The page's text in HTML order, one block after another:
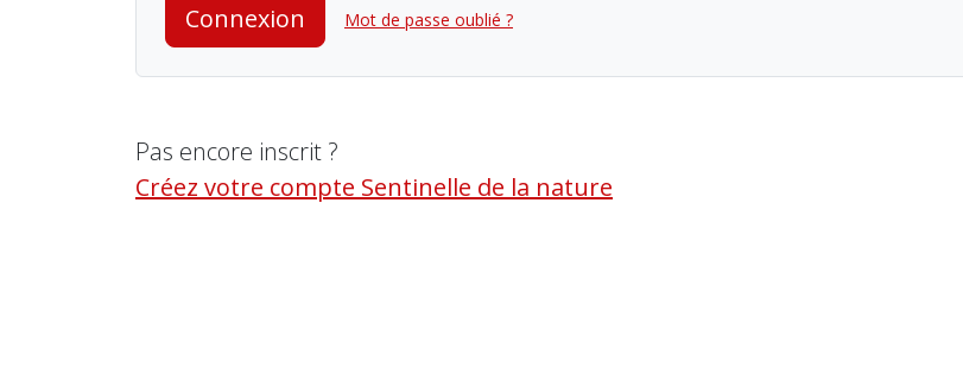
Connexion Mot de passe oublié ?
Pas encore inscrit ?
Créez votre compte Sentinelle de la nature